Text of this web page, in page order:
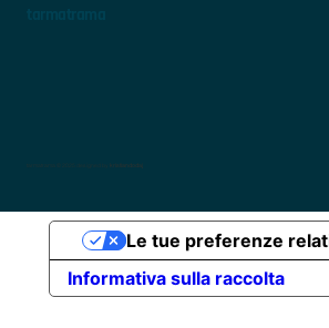
kristiandodaj
Informativa sulla raccolta
Le tue preferenze